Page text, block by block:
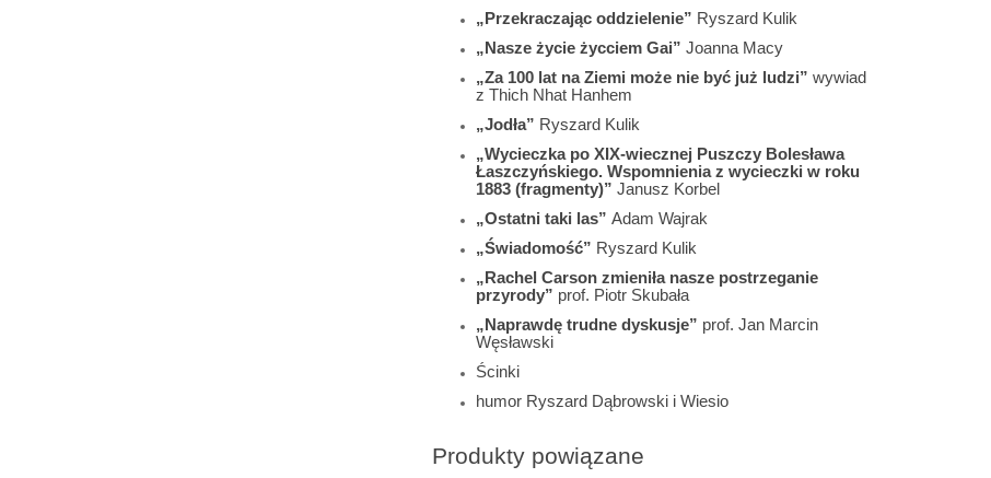
„Przekraczając oddzielenie” Ryszard Kulik
„Nasze życie życciem Gai” Joanna Macy
„Za 100 lat na Ziemi może nie być już ludzi” wywiad
z Thich Nhat Hanhem
„Jodła” Ryszard Kulik
„Wycieczka po XIX-wiecznej Puszczy Bolesława
Łaszczyńskiego. Wspomnienia z wycieczki w roku
1883 (fragmenty)” Janusz Korbel
„Ostatni taki las” Adam Wajrak
„Świadomość” Ryszard Kulik
„Rachel Carson zmieniła nasze postrzeganie
przyrody” prof. Piotr Skubała
„Naprawdę trudne dyskusje” prof. Jan Marcin
Węsławski
Ścinki
humor Ryszard Dąbrowski i Wiesio
Produkty powiązane